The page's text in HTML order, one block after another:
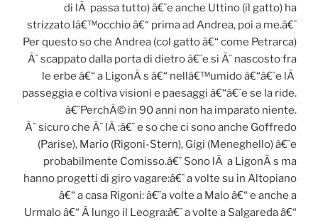
di lÃ passa tutto) â€¨e anche Uttino (il gatto) ha
strizzato lâ€™occhio â€“ prima ad Andrea, poi a me.â€¨
Per questo so che Andrea (col gatto â€“ come Petrarca)
Ã¨ scappato dalla porta di dietro â€¨e si Ã¨ nascosto fra
le erbe â€“ a LigonÃ s â€“ nellâ€™umido â€“â€¨e lÃ
passeggia e coltiva visioni e paesaggi â€“â€¨e se la ride.
â€¨PerchÃ© in 90 anni non ha imparato niente.
Ãˆ sicuro che Ã¨ lÃ :â€¨ e so che ci sono anche Goffredo
(Parise), Mario (Rigoni-Stern), Gigi (Meneghello) â€¨e
probabilmente Comisso.â€¨ Sono lÃ a LigonÃ s ma
hanno progetti di giro vagare:â€¨ a volte su in Altopiano
â€“ a casa Rigoni: â€¨a volte a Malo â€“ e anche a
Urmalo â€“ Â lungo il Leogra:â€¨ a volte a Salgareda â€“